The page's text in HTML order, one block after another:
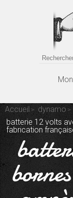
Accueil
dynamo
batterie 12 volts
fabrication